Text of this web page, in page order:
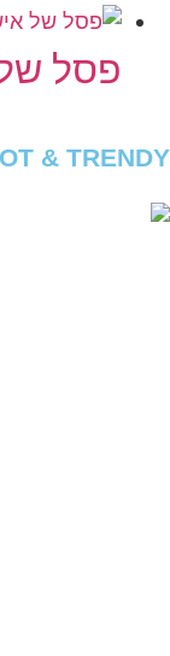
פסל
& TRENDY